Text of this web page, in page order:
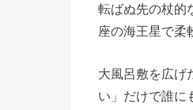
転ばぬ先の杖的
座の海王星で柔
大風呂敷を広げ
い」だけで誰に